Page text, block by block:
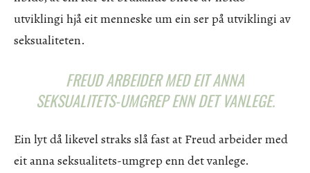
utviklingi hjå eit menneske um ein ser på utviklingi av
seksualiteten.
FREUD ARBEIDER MED EIT ANNA
SEKSUALITETS-UMGREP ENN DET VANLEGE.
Ein lyt då likevel straks slå fast at Freud arbeider med
eit anna seksualitets-umgrep enn det vanlege.